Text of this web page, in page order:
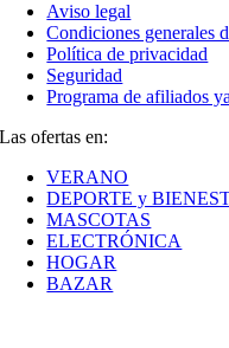
Aviso legal
Condiciones generales
Política de privacidad
Seguridad
Programa de afiliados
Las ofertas en:
VERANO
DEPORTE y
MASCOTAS
ELECTRÓNICA
HOGAR
BAZAR